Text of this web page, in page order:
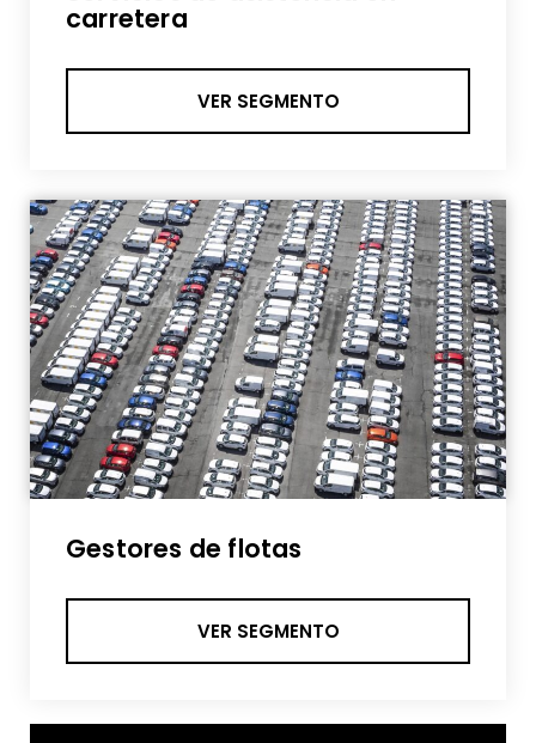
carretera
VER SEGMENTO
Gestores de flotas
VER SEGMENTO